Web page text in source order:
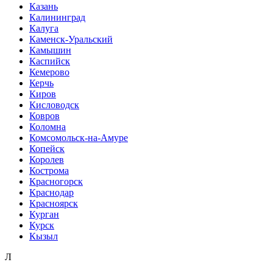
Казань
Калининград
Калуга
Каменск-Уральский
Камышин
Каспийск
Кемерово
Керчь
Киров
Кисловодск
Ковров
Коломна
Комсомольск-на-Амуре
Копейск
Королев
Кострома
Красногорск
Краснодар
Красноярск
Курган
Курск
Кызыл
Л